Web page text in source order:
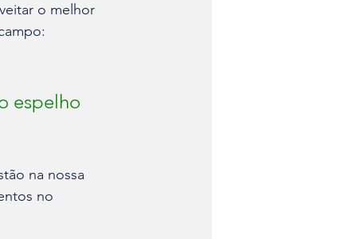
o melhor
espelho
na nossa
no